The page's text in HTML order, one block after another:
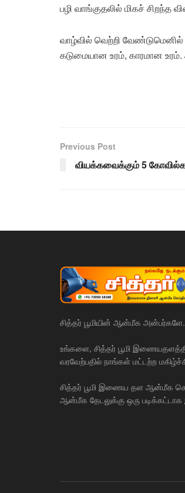
பழி வாங்குதலில் மிகச் சிறந்த
வாழ்வில் வெற்றி
கடுமையான உரம், காரமான
Previous Post
வியக்கவைக்கும் 5
சித்தர் பூமியின் ஆன்மீக
உங்களை, சித்தர் பூமி
வரவேற்பதில் நாங்கள் மட்டற்ற
சித்தர் பூமி இணைய தள ஆன்மீக
ஆன்மீக தேடலுக்கு ஒரு படிக்கட்டாக